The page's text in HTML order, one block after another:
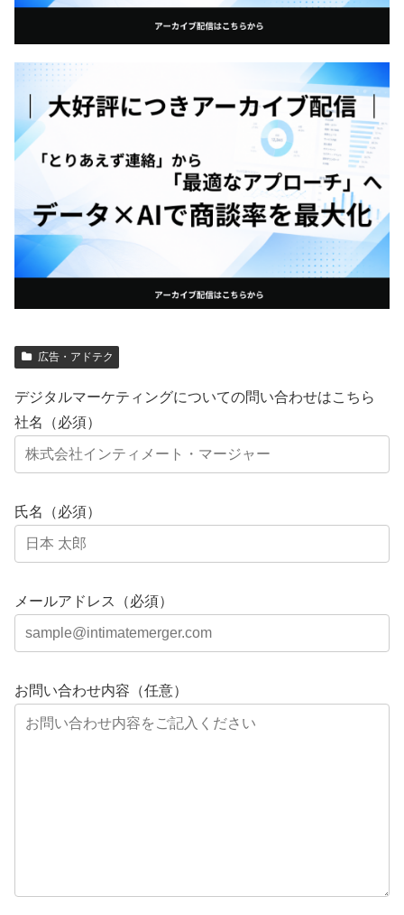
広告・アドテク
デジタルマーケティングについての問い合わせはこちら
社名（必須）
氏名（必須）
メールアドレス（必須）
お問い合わせ内容（任意）